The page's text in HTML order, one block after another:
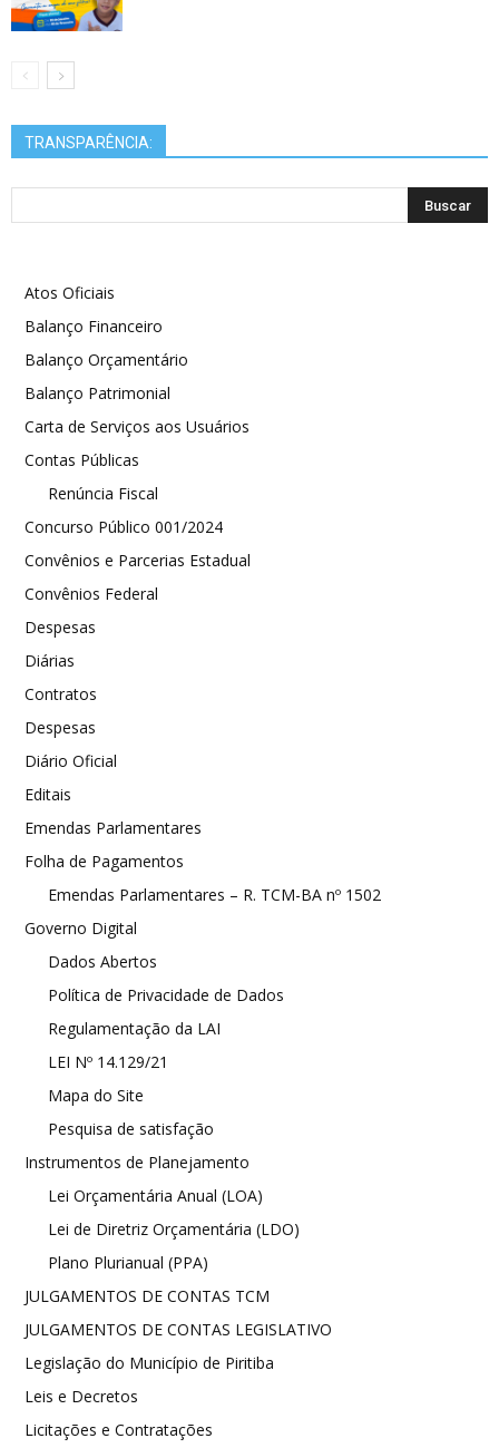
TRANSPARÊNCIA:
Atos Oficiais
Balanço Financeiro
Balanço Orçamentário
Balanço Patrimonial
Carta de Serviços aos Usuários
Contas Públicas
Renúncia Fiscal
Concurso Público 001/2024
Convênios e Parcerias Estadual
Convênios Federal
Despesas
Diárias
Contratos
Despesas
Diário Oficial
Editais
Emendas Parlamentares
Folha de Pagamentos
Emendas Parlamentares – R. TCM-BA nº 1502
Governo Digital
Dados Abertos
Política de Privacidade de Dados
Regulamentação da LAI
LEI Nº 14.129/21
Mapa do Site
Pesquisa de satisfação
Instrumentos de Planejamento
Lei Orçamentária Anual (LOA)
Lei de Diretriz Orçamentária (LDO)
Plano Plurianual (PPA)
JULGAMENTOS DE CONTAS TCM
JULGAMENTOS DE CONTAS LEGISLATIVO
Legislação do Município de Piritiba
Leis e Decretos
Licitações e Contratações